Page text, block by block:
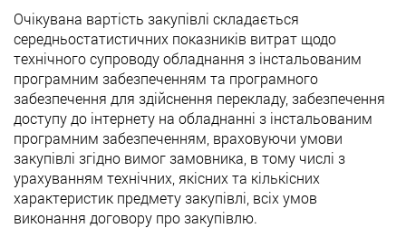
Очікувана вартість закупівлі складається
середньостатистичних показників витрат щодо
технічного супроводу обладнання з інстальованим
програмним забезпеченням та програмного
забезпечення для здійснення перекладу, забезпечення
доступу до інтернету на обладнанні з інстальованим
програмним забезпеченням, враховуючи умови
закупівлі згідно вимог замовника, в тому числі з
урахуванням технічних, якісних та кількісних
характеристик предмету закупівлі, всіх умов
виконання договору про закупівлю.